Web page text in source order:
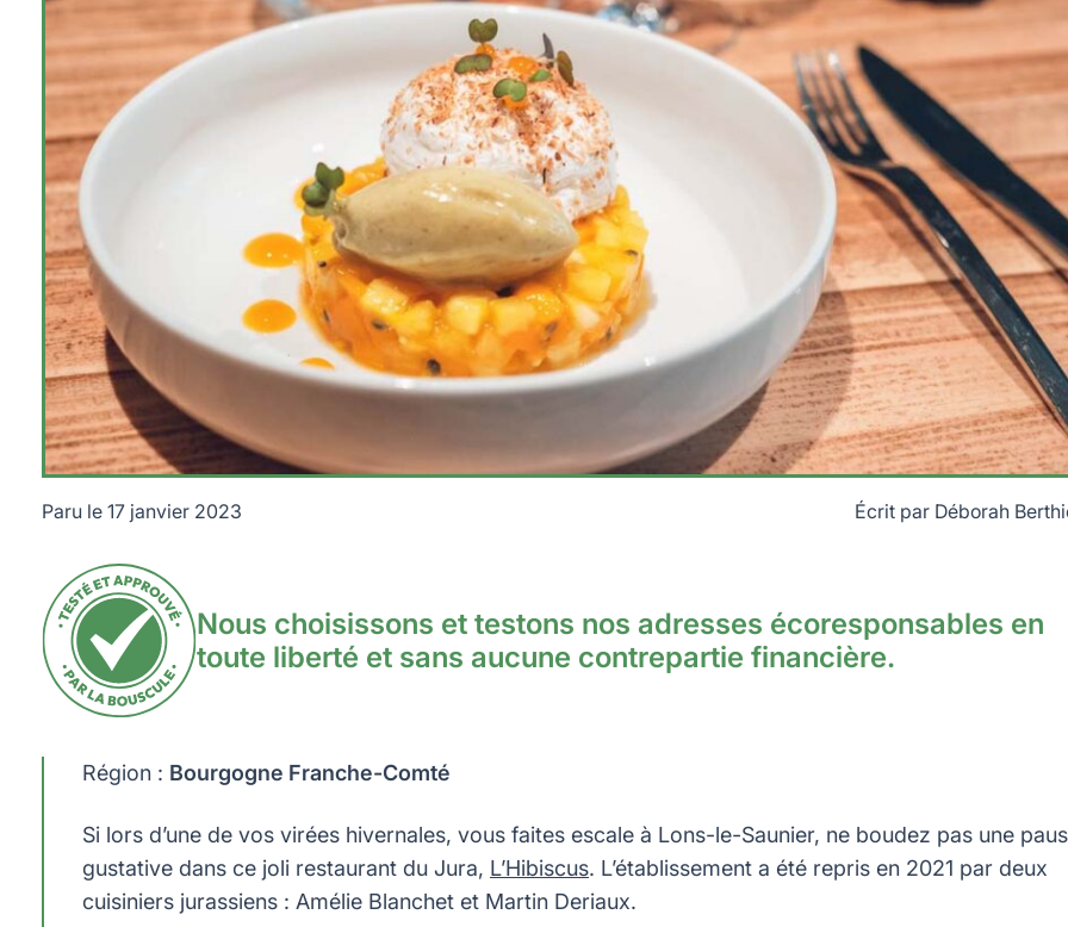
Restaurant L'Hibiscus.
Paru le 17 janvier 2023 Écrit par Déborah
Nous choisissons et testons nos adresses écoresponsables en
toute liberté et sans aucune contrepartie financière.
Région : Bourgogne Franche-Comté
Si lors d’une de vos virées hivernales, vous faites escale à Lons-le-Saunier, ne boudez pas une
gustative dans ce joli restaurant du Jura, L’Hibiscus. L’établissement a été repris en 2021 par deux
cuisiniers jurassiens : Amélie Blanchet et Martin Deriaux.